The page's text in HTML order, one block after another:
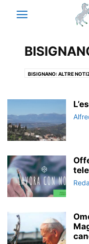
BISIGNANO: ALTRE
NOTIZIE BISIGNANO
NOTIZIE ITALIA